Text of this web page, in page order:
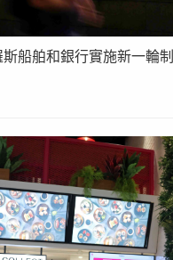
船舶和銀行實施新一輪